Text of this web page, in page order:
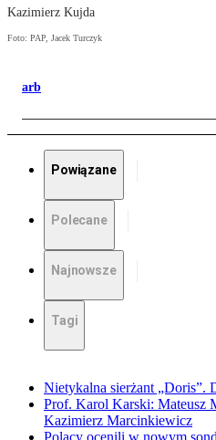
Kazimierz Kujda
Foto: PAP, Jacek Turczyk
arb
Powiązane
Polecane
Najnowsze
Tagi
Nietykalna sierżant „Doris”.
Prof. Karol Karski: Mateusz
Kazimierz Marcinkiewicz
Polacy ocenili w nowym